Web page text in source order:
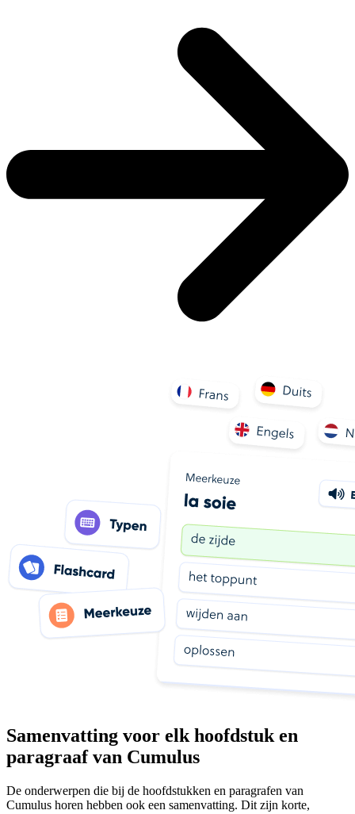
Samenvatting voor elk hoofdstuk en
paragraaf van Cumulus
De onderwerpen die bij de hoofdstukken en paragrafen van
Cumulus horen hebben ook een samenvatting. Dit zijn korte,